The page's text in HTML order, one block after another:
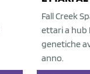
Fall Creek
ettari a hub
genetiche
anno.